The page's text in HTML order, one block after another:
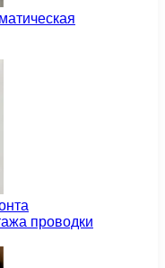
проводки